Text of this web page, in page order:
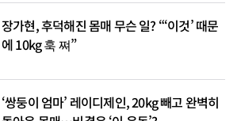
장가현, 후덕해진 몸매 무슨 일? “‘이것’ 때문
에 10kg 훅 쪄”
‘쌍둥이 엄마’ 레이디제인, 20kg 빼고 완벽히